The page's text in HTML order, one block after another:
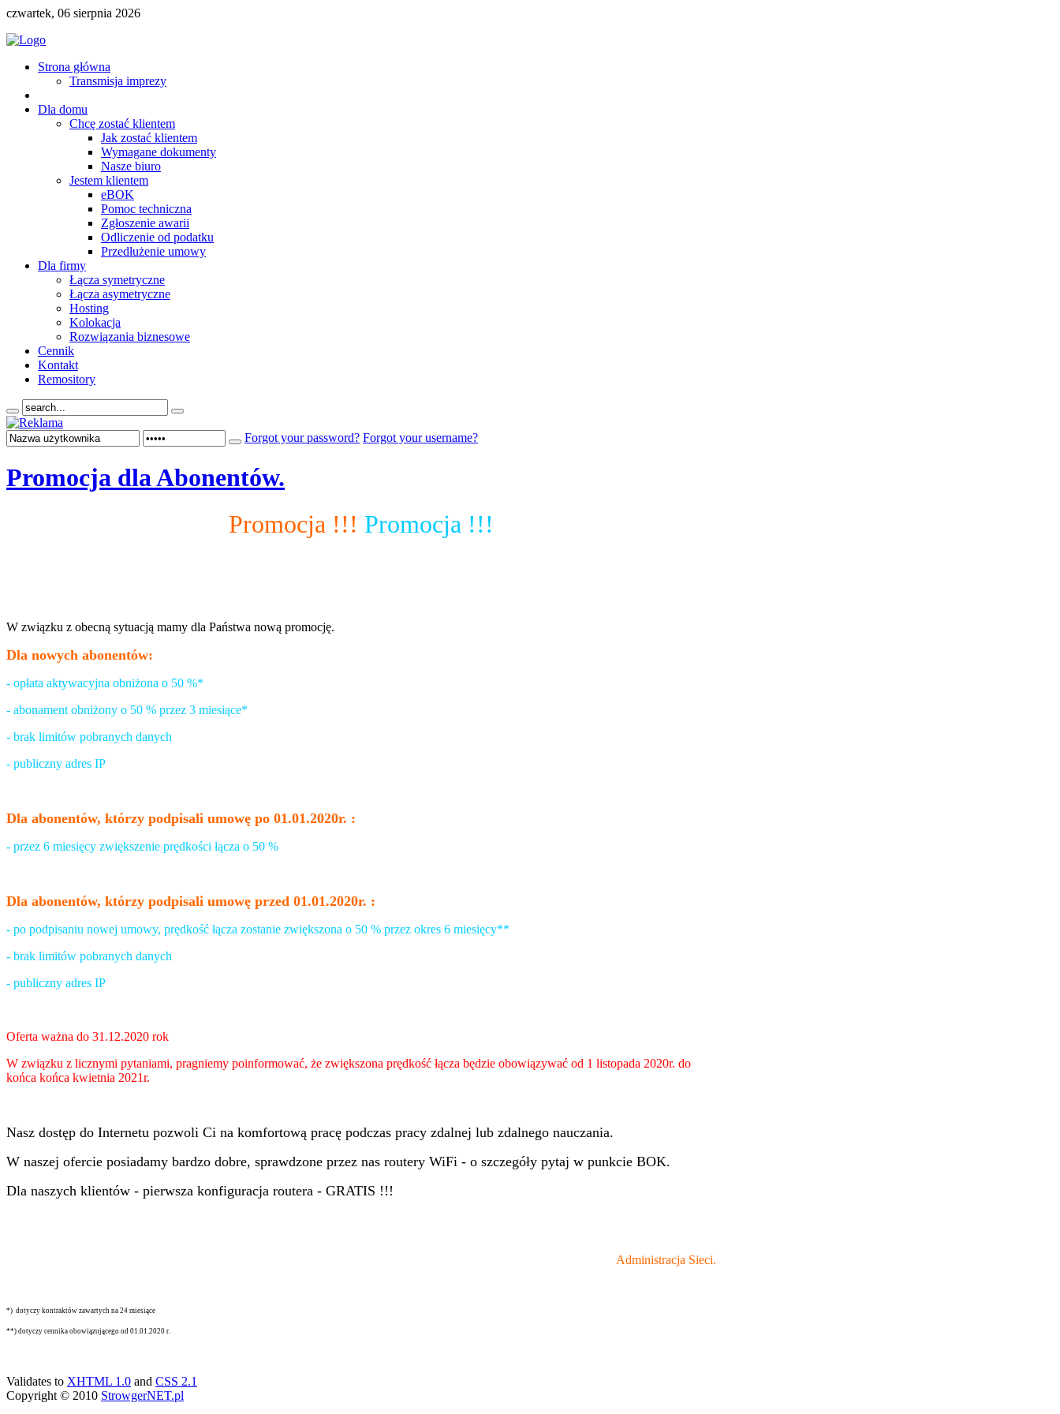
czwartek, 06 sierpnia 2026
Strona główna
Transmisja imprezy
Dla domu
Chcę zostać klientem
Jak zostać klientem
Wymagane dokumenty
Nasze biuro
Jestem klientem
eBOK
Pomoc techniczna
Zgłoszenie awarii
Odliczenie od podatku
Przedłużenie umowy
Dla firmy
Łącza symetryczne
Łącza asymetryczne
Hosting
Kolokacja
Rozwiązania biznesowe
Cennik
Kontakt
Remository
Forgot your password? Forgot your username?
Promocja dla Abonentów.
Promocja !!! Promocja !!!
W związku z obecną sytuacją mamy dla Państwa nową promocję.
Dla nowych abonentów:
- opłata aktywacyjna obniżona o 50 %*
- abonament obniżony o 50 % przez 3 miesiące*
- brak limitów pobranych danych
- publiczny adres IP
Dla abonentów, którzy podpisali umowę po 01.01.2020r. :
- przez 6 miesięcy zwiększenie prędkości łącza o 50 %
Dla abonentów, którzy podpisali umowę przed 01.01.2020r. :
- po podpisaniu nowej umowy, prędkość łącza zostanie zwiększona o 50 % przez okres 6 miesięcy**
- brak limitów pobranych danych
- publiczny adres IP
Oferta ważna do 31.12.2020 rok
W związku z licznymi pytaniami, pragniemy poinformować, że zwiększona prędkość łącza będzie obowiązywać od 1 listopada 2020r. do
końca końca kwietnia 2021r.
Nasz dostęp do Internetu pozwoli Ci na komfortową pracę podczas pracy zdalnej lub zdalnego nauczania.
W naszej ofercie posiadamy bardzo dobre, sprawdzone przez nas routery WiFi - o szczegóły pytaj w punkcie BOK.
Dla naszych klientów - pierwsza konfiguracja routera - GRATIS !!!
Administracja Sieci.
*) dotyczy kontraktów zawartych na 24 miesiące
**) dotyczy cennika obowiązującego od 01.01.2020 r.
Validates to XHTML 1.0 and CSS 2.1
Copyright © 2010 StrowgerNET.pl